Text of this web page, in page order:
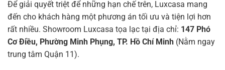
Để giải quyết triệt để những hạn chế trên, Luxcasa mang
đến cho khách hàng một phương án tối ưu và tiện lợi hơn
rất nhiều. Showroom Luxcasa tọa lạc tại địa chỉ: 147 Phó
Cơ Điều, Phường Minh Phụng, TP. Hồ Chí Minh (Nằm ngay
trung tâm Quận 11).